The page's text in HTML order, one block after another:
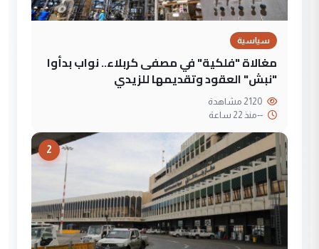
سياسية
مغالاة "فلكية" في مصفى كربلاء.. نواب بدأوا
"نبش" العقود وتقديمها للزيدي
--منذ 22 ساعة
2